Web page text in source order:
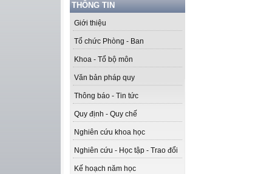
THÔNG TIN
Giới thiệu
Tổ chức Phòng - Ban
Khoa - Tổ bộ môn
Văn bản pháp quy
Thông báo - Tin tức
Quy định - Quy chế
Nghiên cứu khoa học
Nghiên cứu - Học tập - Trao đổi
Kế hoạch năm học